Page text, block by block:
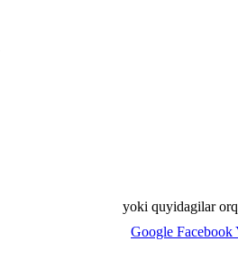
yoki quyidagilar
Google Facebook